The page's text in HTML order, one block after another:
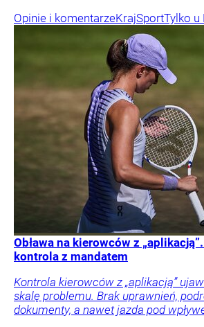
Opinie i komentarzeKrajSportTylko u
Obława na kierowców z
kontrola z mandatem
Kontrola kierowców z „aplikacją”
skalę problemu. Brak uprawnień,
dokumenty, a nawet jazda pod